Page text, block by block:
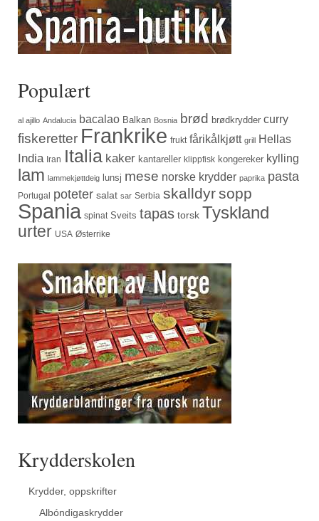
Populært
al ajillo Andalucia bacalao Balkan Bosnia brød brødkrydder curry
fiskeretter Frankrike frukt fårikålkjøtt grill Hellas
India Iran Italia kaker kantareller klippfisk kongereker kylling
lam lammekjøttdeig lunsj mese norske krydder paprika pasta
Portugal poteter salat sar Serbia skalldyrsopp
Spania spinat Sveits tapas torsk Tyskland
urter USA Østerrike
Krydderskolen
Krydder, oppskrifter
Albóndigaskrydder